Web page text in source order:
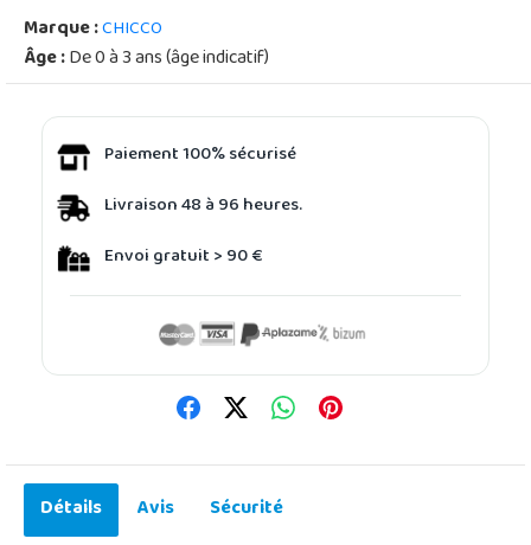
Marque :CHICCO
Âge :De 0 à 3 ans (âge indicatif)
Paiement 100% sécurisé
Livraison 48 à 96 heures.
Envoi gratuit > 90 €
Détails Avis
Sécurité